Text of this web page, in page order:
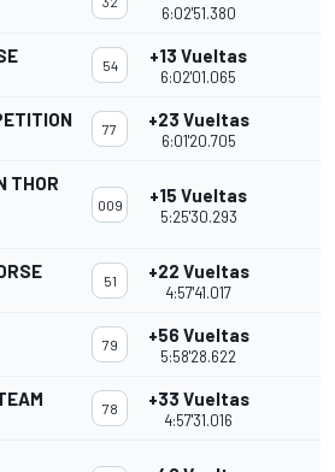
6:02'51.380
54 +13 Vueltas
6:02'01.065
77 +23 Vueltas
6:01'20.705
THOR
009 +15 Vueltas
5:25'30.293
51 +22 Vueltas
4:57'41.017
79 +56 Vueltas
5:58'28.622
78 +33 Vueltas
4:57'31.016